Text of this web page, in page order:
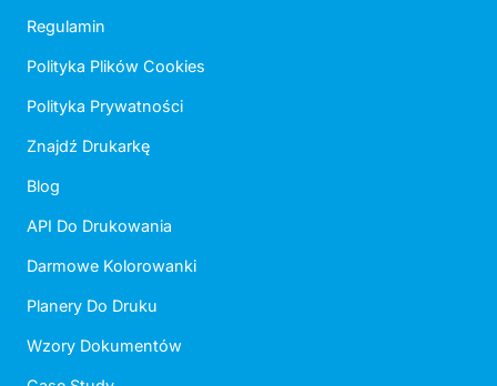
Regulamin
Polityka Plików Cookies
Polityka Prywatności
Znajdź Drukarkę
Blog
API Do Drukowania
Darmowe Kolorowanki
Planery Do Druku
Wzory Dokumentów